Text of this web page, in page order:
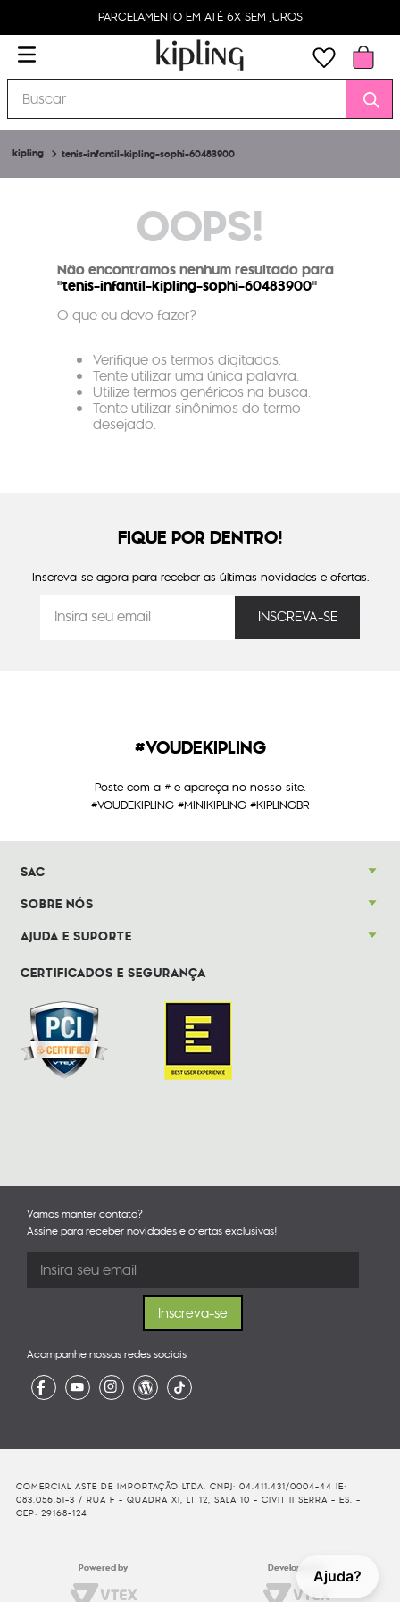
Ajuda?
PARCELAMENTO EM ATÉ 6X SEM JUROS
Buscar
tenis-infantil-kipling-sophi-60483900
OOPS!
Não encontramos nenhum resultado para
"tenis-infantil-kipling-sophi-60483900"
O que eu devo fazer?
Verifique os termos digitados.
Tente utilizar uma única palavra.
Utilize termos genéricos na busca.
Tente utilizar sinônimos do termo
desejado.
FIQUE POR DENTRO!
Inscreva-se agora para receber as últimas novidades e ofertas.
#VOUDEKIPLING
Poste com a # e apareça no nosso site.
#VOUDEKIPLING #MINIKIPLING #KIPLINGBR
SAC
SOBRE NÓS
AJUDA E SUPORTE
CERTIFICADOS E SEGURANÇA
Vamos manter contato?
Assine para receber novidades e ofertas exclusivas!
Acompanhe nossas redes sociais
COMERCIAL ASTE DE IMPORTAÇÃO LTDA. CNPJ: 04.411.431/0004-44 IE:
083.056.51-3 / RUA F - QUADRA XI, LT 12, SALA 10 - CIVIT II SERRA - ES. -
CEP: 29168-124
Powered by Developed By